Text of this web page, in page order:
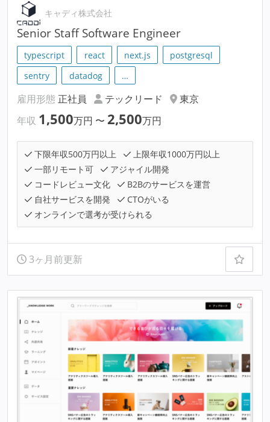
キャディ株式会社
Senior Staff Software Engineer
typescript react next.js
postgresql
sentry
datadog …
雇用形態 正社員 テックリード
東京
年収 1,500万円 〜 2,500万円
下限年収500万円以上
上限年収1000万円以上
一部リモート可
アジャイル開発
コードレビュー文化
B2Bのサービスを運営
自社サービスを開発
CTOがいる
オンラインで選考が受けられる
3ヶ月前更新